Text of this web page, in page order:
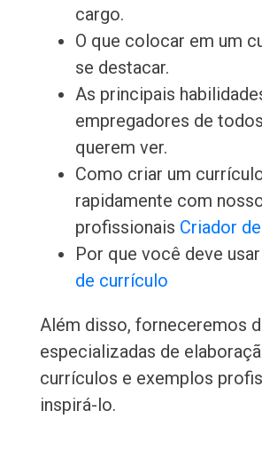
cargo.
O que colocar em um
se destacar.
As principais
empregadores de
querem ver.
Como criar um
rapidamente com
profissionais Criador
Por que você deve
de currículo
Além disso, forneceremos
especializadas de
currículos e exemplos
inspirá-lo.